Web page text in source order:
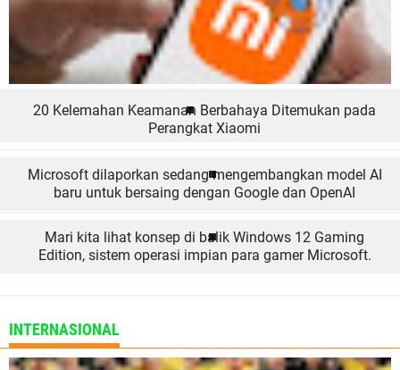
20 Kelemahan Keamanan Berbahaya Ditemukan pada
Perangkat Xiaomi
Microsoft dilaporkan sedang mengembangkan model AI
baru untuk bersaing dengan Google dan OpenAI
Mari kita lihat konsep di balik Windows 12 Gaming
Edition, sistem operasi impian para gamer Microsoft.
INTERNASIONAL